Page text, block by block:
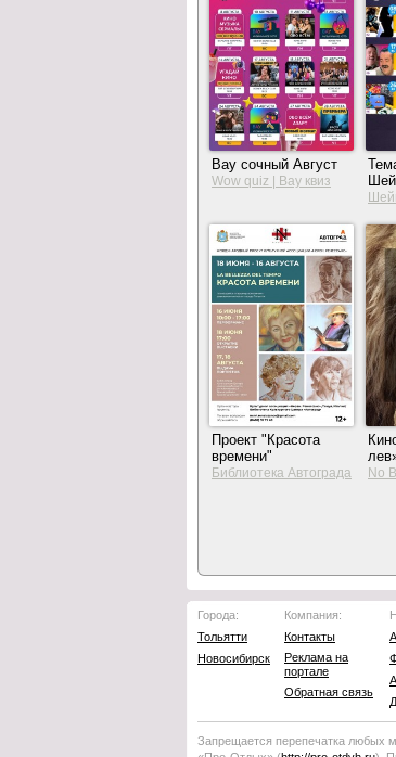
Вау сочный Август
Wow quiz | Вау квиз
Проект "Красота
времени"
Библиотека Автограда
No
Города:
Тольятти
Новосибирск
Компания:
Контакты
Реклама на
портале
Обратная связь
Запрещается перепечатка любых